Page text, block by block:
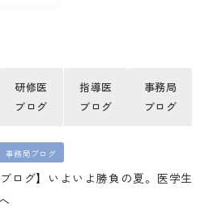
研修医
ブログ
指導医
ブログ
事務局
ブログ
事務局ブログ
ブログ】いよいよ勝負の夏。医学生